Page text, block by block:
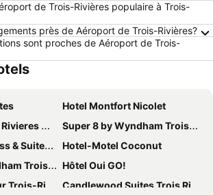
de Trois-Rivières populaire à Trois-
près de Aéroport de Trois-Rivières?
sont proches de Aéroport de Trois-
Hotel Montfort Nicolet
Centre
Super 8 by Wyndham Trois-Rivieres
Ouest By Ihg
Hotel-Motel Coconut
Rivieres
Hôtel Oui GO!
Rivières
Candlewood Suites Trois Rivieres Ouest by IHG